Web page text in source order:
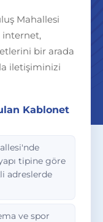
Mahallesi
internet,
bir arada
iletişiminizi
Kablonet
tipine göre
adreslerde
ve spor